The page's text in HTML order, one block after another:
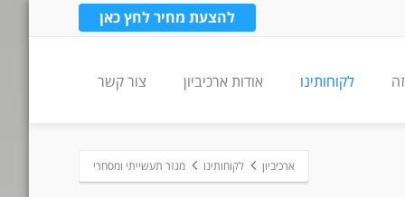
להצעת מחיר לחץ כאן
לקוחותינו אודות ארכיביון צור קשר
ארכיביון לקוחותינו מגזר תעשייתי ומסחרי